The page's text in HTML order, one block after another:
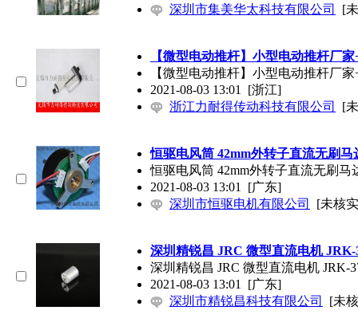
深圳市集美华太科技有限公司
[
【微型电动推杆】小型电动推杆厂
【微型电动推杆】小型电动推杆厂
2021-08-03 13:01 [浙江]
浙江力耐得传动科技有限公司
[
恒驱电风筒 42mm外转子直流无刷马
恒驱电风筒 42mm外转子直流无刷马
2021-08-03 13:01 [广东]
深圳市恒驱电机有限公司
[未核
深圳精锐昌 JRC 微型直流电机 JRK-
深圳精锐昌 JRC 微型直流电机 JRK-
2021-08-03 13:01 [广东]
深圳市精锐昌科技有限公司
[未